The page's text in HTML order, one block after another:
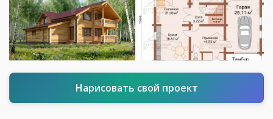
Нарисовать свой проект